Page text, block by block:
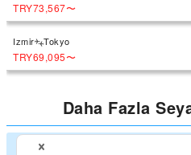
TRY73,567〜
Izmir Tokyo
TRY69,095〜
Daha Fazla